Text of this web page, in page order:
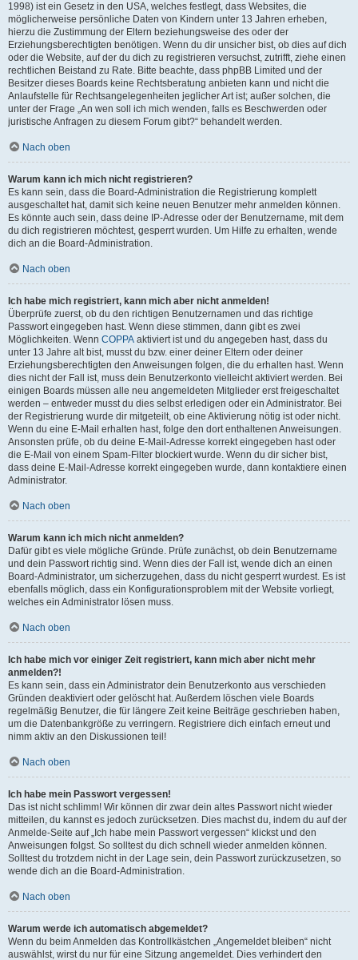
1998) ist ein Gesetz in den USA, welches festlegt, dass Websites, die
möglicherweise persönliche Daten von Kindern unter 13 Jahren erheben,
hierzu die Zustimmung der Eltern beziehungsweise des oder der
Erziehungsberechtigten benötigen. Wenn du dir unsicher bist, ob dies auf dich
oder die Website, auf der du dich zu registrieren versuchst, zutrifft, ziehe einen
rechtlichen Beistand zu Rate. Bitte beachte, dass phpBB Limited und der
Besitzer dieses Boards keine Rechtsberatung anbieten kann und nicht die
Anlaufstelle für Rechtsangelegenheiten jeglicher Art ist; außer solchen, die
unter der Frage „An wen soll ich mich wenden, falls es Beschwerden oder
juristische Anfragen zu diesem Forum gibt?“ behandelt werden.
Nach oben
Warum kann ich mich nicht registrieren?
Es kann sein, dass die Board-Administration die Registrierung komplett
ausgeschaltet hat, damit sich keine neuen Benutzer mehr anmelden können.
Es könnte auch sein, dass deine IP-Adresse oder der Benutzername, mit dem
du dich registrieren möchtest, gesperrt wurden. Um Hilfe zu erhalten, wende
dich an die Board-Administration.
Nach oben
Ich habe mich registriert, kann mich aber nicht anmelden!
Überprüfe zuerst, ob du den richtigen Benutzernamen und das richtige
Passwort eingegeben hast. Wenn diese stimmen, dann gibt es zwei
Möglichkeiten. Wenn COPPA aktiviert ist und du angegeben hast, dass du
unter 13 Jahre alt bist, musst du bzw. einer deiner Eltern oder deiner
Erziehungsberechtigten den Anweisungen folgen, die du erhalten hast. Wenn
dies nicht der Fall ist, muss dein Benutzerkonto vielleicht aktiviert werden. Bei
einigen Boards müssen alle neu angemeldeten Mitglieder erst freigeschaltet
werden – entweder musst du dies selbst erledigen oder ein Administrator. Bei
der Registrierung wurde dir mitgeteilt, ob eine Aktivierung nötig ist oder nicht.
Wenn du eine E-Mail erhalten hast, folge den dort enthaltenen Anweisungen.
Ansonsten prüfe, ob du deine E-Mail-Adresse korrekt eingegeben hast oder
die E-Mail von einem Spam-Filter blockiert wurde. Wenn du dir sicher bist,
dass deine E-Mail-Adresse korrekt eingegeben wurde, dann kontaktiere einen
Administrator.
Nach oben
Warum kann ich mich nicht anmelden?
Dafür gibt es viele mögliche Gründe. Prüfe zunächst, ob dein Benutzername
und dein Passwort richtig sind. Wenn dies der Fall ist, wende dich an einen
Board-Administrator, um sicherzugehen, dass du nicht gesperrt wurdest. Es ist
ebenfalls möglich, dass ein Konfigurationsproblem mit der Website vorliegt,
welches ein Administrator lösen muss.
Nach oben
Ich habe mich vor einiger Zeit registriert, kann mich aber nicht mehr
anmelden?!
Es kann sein, dass ein Administrator dein Benutzerkonto aus verschieden
Gründen deaktiviert oder gelöscht hat. Außerdem löschen viele Boards
regelmäßig Benutzer, die für längere Zeit keine Beiträge geschrieben haben,
um die Datenbankgröße zu verringern. Registriere dich einfach erneut und
nimm aktiv an den Diskussionen teil!
Nach oben
Ich habe mein Passwort vergessen!
Das ist nicht schlimm! Wir können dir zwar dein altes Passwort nicht wieder
mitteilen, du kannst es jedoch zurücksetzen. Dies machst du, indem du auf der
Anmelde-Seite auf „Ich habe mein Passwort vergessen“ klickst und den
Anweisungen folgst. So solltest du dich schnell wieder anmelden können.
Solltest du trotzdem nicht in der Lage sein, dein Passwort zurückzusetzen, so
wende dich an die Board-Administration.
Nach oben
Warum werde ich automatisch abgemeldet?
Wenn du beim Anmelden das Kontrollkästchen „Angemeldet bleiben“ nicht
auswählst, wirst du nur für eine Sitzung angemeldet. Dies verhindert den